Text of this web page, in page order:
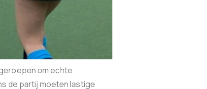
om echte
de partij moeten lastige